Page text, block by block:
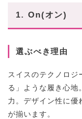
1. On(オン)
選ぶべき理由
スイスのテクノロジ
る」ような履き心地
力。デザイン性に優
が揃います。